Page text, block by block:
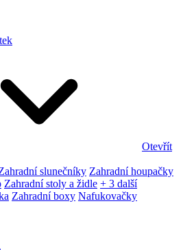
Otevřít
slunečníky Zahradní houpačky
Zahradní stoly a židle + 3 další
Zahradní boxy Nafukovačky